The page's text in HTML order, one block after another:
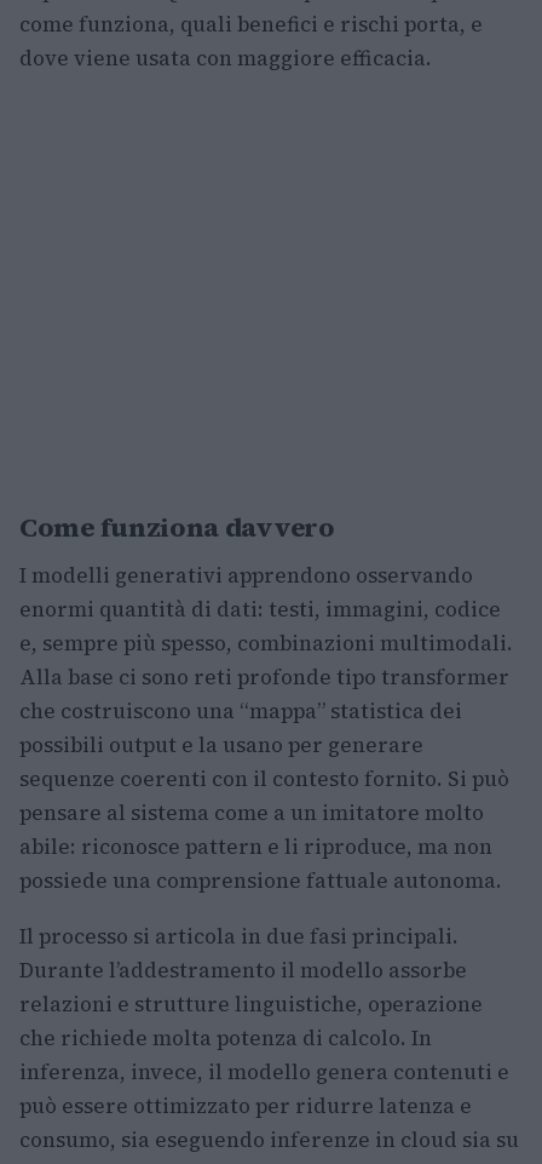
come funziona, quali benefici e rischi porta, e
dove viene usata con maggiore efficacia.
Come funziona davvero
I modelli generativi apprendono osservando
enormi quantità di dati: testi, immagini, codice
e, sempre più spesso, combinazioni multimodali.
Alla base ci sono reti profonde tipo transformer
che costruiscono una “mappa” statistica dei
possibili output e la usano per generare
sequenze coerenti con il contesto fornito. Si può
pensare al sistema come a un imitatore molto
abile: riconosce pattern e li riproduce, ma non
possiede una comprensione fattuale autonoma.
Il processo si articola in due fasi principali.
Durante l’addestramento il modello assorbe
relazioni e strutture linguistiche, operazione
che richiede molta potenza di calcolo. In
inferenza, invece, il modello genera contenuti e
può essere ottimizzato per ridurre latenza e
consumo, sia eseguendo inferenze in cloud sia su